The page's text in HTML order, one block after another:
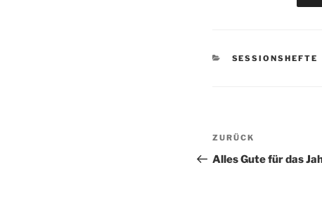
KATEGORIEN
SESSIONSHEFTE
Vorheriger
Beitrag
ZURÜCK
Alles Gute für das